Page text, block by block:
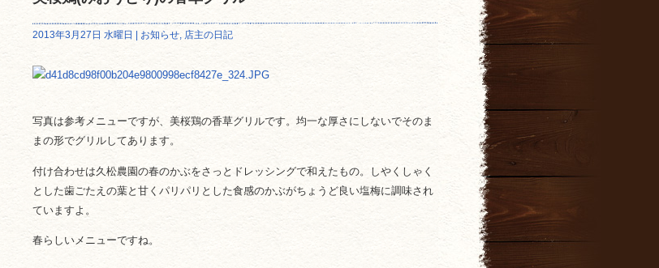
2013年3月27日 水曜日 | お知らせ, 店主の日記
写真は参考メニューですが、美桜鶏の香草グリルです。均一な厚さにしないでそのま
まの形でグリルしてあります。
付け合わせは久松農園の春のかぶをさっとドレッシングで和えたもの。しやくしゃく
とした歯ごたえの葉と甘くパリパリとした食感のかぶがちょうど良い塩梅に調味され
ていますよ。
春らしいメニューですね。